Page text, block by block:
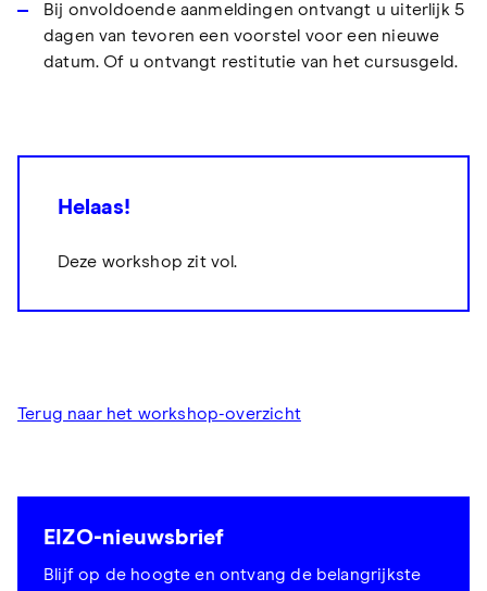
Bij onvoldoende aanmeldingen ontvangt u uiterlijk 5
dagen van tevoren een voorstel voor een nieuwe
datum. Of u ontvangt restitutie van het cursusgeld.
Helaas!
Deze workshop zit vol.
Terug naar het workshop-overzicht
EIZO-nieuwsbrief
Blijf op de hoogte en ontvang de belangrijkste